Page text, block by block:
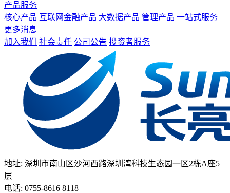
产品服务
核心产品 互联网金融产品 大数据产品 管理产品 一站式服务
更多消息
加入我们
社会责任 公司公告 投资者服务
地址: 深圳市南山区沙河西路深圳湾科技生态园一区2栋A座5
层
电话: 0755-8616 8118